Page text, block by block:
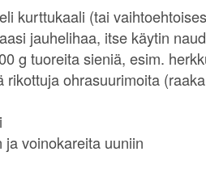
kurttukaali (tai
jauhelihaa, itse käytin
g tuoreita sieniä, esim.
rikottuja ohrasuurimoita
voinokareita uuniin